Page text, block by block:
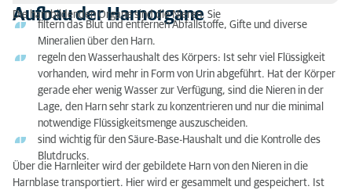
Aufbau der Harnorgane
Urologische Erkrankungen
Urologische Untersuchungen
Urologische Behandlungen
Aufbau der Harnorgane
Die harnbildenden Organe sind die Nieren. Sie
filtern das Blut und entfernen Abfallstoffe, Gifte und diverse
Mineralien über den Harn.
regeln den Wasserhaushalt des Körpers: Ist sehr viel Flüssigkeit
vorhanden, wird mehr in Form von Urin abgeführt. Hat der Körper
gerade eher wenig Wasser zur Verfügung, sind die Nieren in der
Lage, den Harn sehr stark zu konzentrieren und nur die minimal
notwendige Flüssigkeitsmenge auszuscheiden.
sind wichtig für den Säure-Base-Haushalt und die Kontrolle des
Blutdrucks.
Über die Harnleiter wird der gebildete Harn von den Nieren in die
Harnblase transportiert. Hier wird er gesammelt und gespeichert. Ist